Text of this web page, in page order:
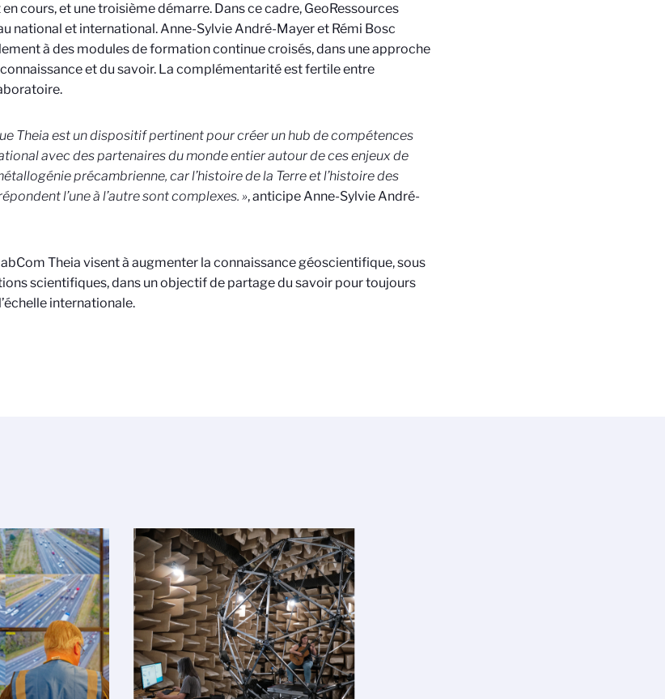
cours, et une troisième démarre. Dans ce cadre, GeoRessources
national et international.Anne-Sylvie André-Mayer et Rémi Bosc
à des modules de formation continue croisés, dans une approche
et du savoir. La complémentarité est fertile entre
Theia est un dispositif pertinent pour créer un hub de compétences
avec des partenaires du monde entier autour de ces enjeux de
précambrienne, car l’histoire de la Terre et l’histoire des
l’une à l’autre sont complexes. », anticipeAnne-Sylvie André-
Theia visent à augmenter la connaissance géoscientifique, sous
scientifiques, dans un objectif de partage du savoir pour toujours
internationale.